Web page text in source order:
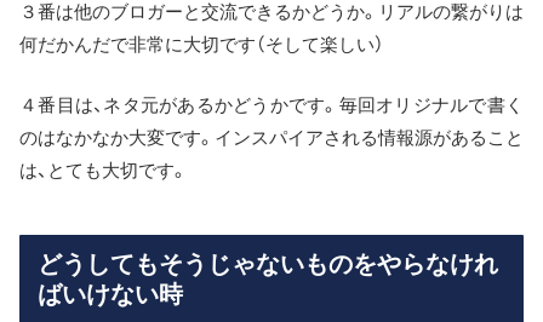
３番は他のブロガーと交流できるかどうか。リアルの繋がりは
何だかんだで非常に大切です（そして楽しい）
４番目は、ネタ元があるかどうかです。毎回オリジナルで書く
のはなかなか大変です。インスパイアされる情報源があること
は、とても大切です。
どうしてもそうじゃないものをやらなけれ
ばいけない時